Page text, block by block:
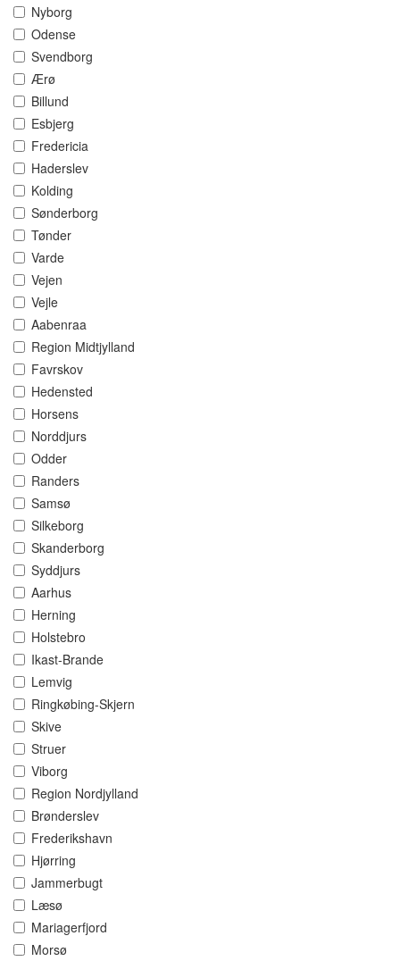
Nyborg
Odense
Svendborg
Ærø
Billund
Esbjerg
Fredericia
Haderslev
Kolding
Sønderborg
Tønder
Varde
Vejen
Vejle
Aabenraa
Region Midtjylland
Favrskov
Hedensted
Horsens
Norddjurs
Odder
Randers
Samsø
Silkeborg
Skanderborg
Syddjurs
Aarhus
Herning
Holstebro
Ikast-Brande
Lemvig
Ringkøbing-Skjern
Skive
Struer
Viborg
Region Nordjylland
Brønderslev
Frederikshavn
Hjørring
Jammerbugt
Læsø
Mariagerfjord
Morsø